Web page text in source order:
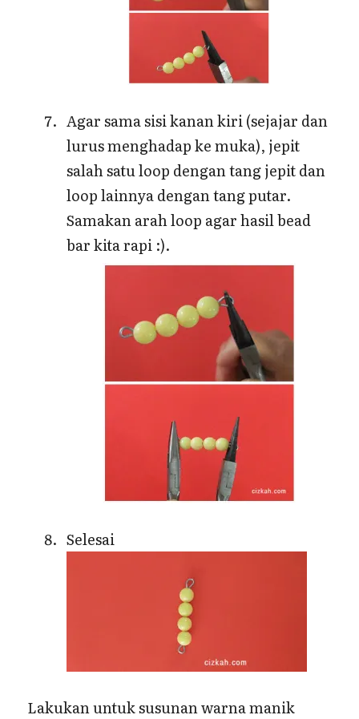
Agar sama sisi kanan kiri (sejajar dan
lurus menghadap ke muka), jepit
salah satu loop dengan tang jepit dan
loop lainnya dengan tang putar.
Samakan arah loop agar hasil bead
bar kita rapi :).
Selesai
Lakukan untuk susunan warna manik